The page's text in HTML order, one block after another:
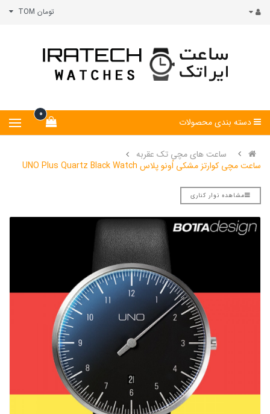
تومان TOM
0
دسته بندی محصولات
ساعت های مچی تک عقربه
ساعت مچی کوارتز مشکی اُونو پلاس UNO Plus Quartz Black Watch
مشاهده نوار کناری